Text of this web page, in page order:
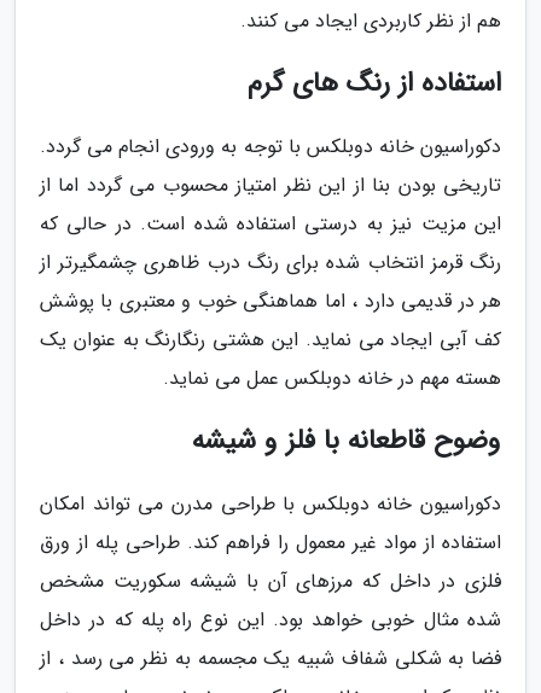
هم از نظر کاربردی ایجاد می کنند.
استفاده از رنگ های گرم
دکوراسیون خانه دوبلکس با توجه به ورودی انجام می گردد.
تاریخی بودن بنا از این نظر امتیاز محسوب می گردد اما از
این مزیت نیز به درستی استفاده شده است. در حالی که
رنگ قرمز انتخاب شده برای رنگ درب ظاهری چشمگیرتر از
هر در قدیمی دارد ، اما هماهنگی خوب و معتبری با پوشش
کف آبی ایجاد می نماید. این هشتی رنگارنگ به عنوان یک
هسته مهم در خانه دوبلکس عمل می نماید.
وضوح قاطعانه با فلز و شیشه
دکوراسیون خانه دوبلکس با طراحی مدرن می تواند امکان
استفاده از مواد غیر معمول را فراهم کند. طراحی پله از ورق
فلزی در داخل که مرزهای آن با شیشه سکوریت مشخص
شده مثال خوبی خواهد بود. این نوع راه پله که در داخل
فضا به شکلی شفاف شبیه یک مجسمه به نظر می رسد ، از